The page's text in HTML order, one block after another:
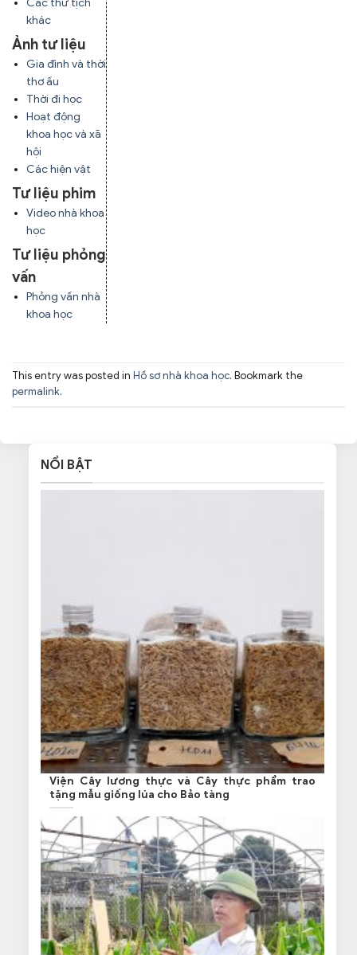
Các thư tịch
khác
Ảnh tư liệu
Gia đình và thời
thơ ấu
Thời đi học
Hoạt động
khoa học và xã
hội
Các hiện vật
Tư liệu phim
Video nhà khoa
học
Tư liệu phỏng
vấn
Phỏng vấn nhà
khoa học
This entry was posted in Hồ sơ nhà khoa học. Bookmark the
permalink.
NỔI BẬT
Viện Cây lương thực và Cây thực phẩm trao
tặng mẫu giống lúa cho Bảo tàng